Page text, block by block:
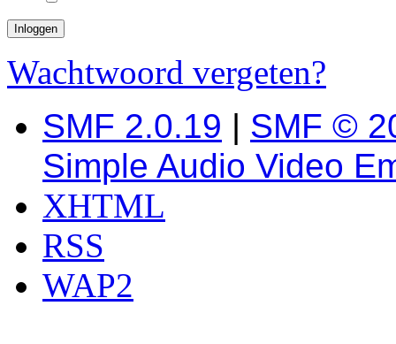
Wachtwoord vergeten?
SMF 2.0.19 | SMF ©
Simple Audio Video
XHTML
RSS
WAP2